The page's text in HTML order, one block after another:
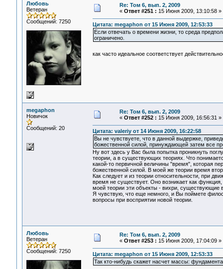
Любовь
Ветеран
Сообщений: 7250
Re: Том 6, вып. 2, 2009
« Ответ #251 : 15 Июня 2009, 13:10:58 »
Цитата: megaphon от 15 Июня 2009, 12:53:33
Если отвечать о времени жизни, то среда
ограничено.
как часто идеальное соответствует
megaphon
Новичок
Сообщений: 20
Re: Том 6, вып. 2, 2009
« Ответ #252 : 15 Июня 2009, 16:56:31 »
Цитата: valeriy от 14 Июня 2009, 16:22:58
Вы не чувствуете, что в данной выдержке,
божественной силой, принуждающей затем все
Ну вот здесь у Вас была попытка проникнуть
теории, а в существующих теориях. Что
какой-то первичной величины "время", которая
божественной силой. В моей же теории время
Как следует и из теории относительности, при
время не существует. Оно возникает как
моей теории эти объекты - вихри, существующие
Я чувствую, что еще немного, и Вы поймете
вопросы при восприятии новой теории.
Любовь
Ветеран
Сообщений: 7250
Re: Том 6, вып. 2, 2009
« Ответ #253 : 15 Июня 2009, 17:04:09 »
Цитата: megaphon от 15 Июня 2009, 12:53:33
Так кто-нибудь скажет насчет массы: